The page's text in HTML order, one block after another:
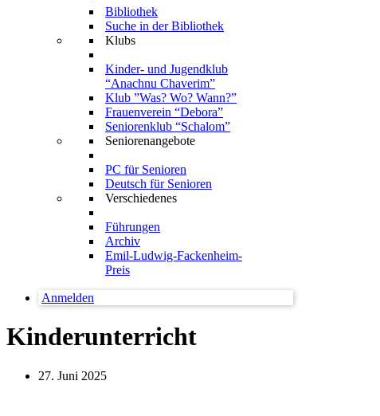
Bibliothek
Suche in der Bibliothek
Klubs
Kinder- und Jugendklub
“Anachnu Chaverim”
Klub ”Was? Wo? Wann?”
Frauenverein “Debora”
Seniorenklub “Schalom”
Seniorenangebote
PC für Senioren
Deutsch für Senioren
Verschiedenes
Führungen
Archiv
Emil-Ludwig-Fackenheim-
Preis
Anmelden
Kinderunterricht
27. Juni 2025